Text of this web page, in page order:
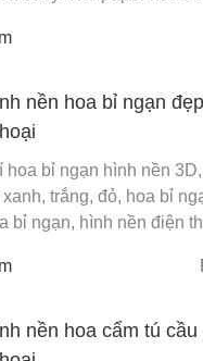
nền hoa bỉ ngạn
hoa bỉ ngạn hình nền
trắng, đỏ, hoa bỉ
bỉ ngạn, hình nền điện
nền hoa cẩm tú